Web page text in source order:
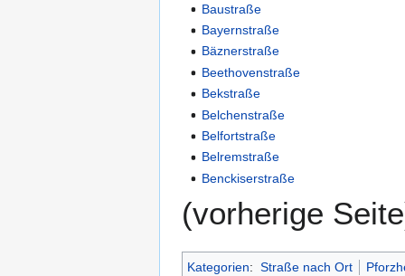
Baustraße
Bayernstraße
Bäznerstraße
Beethovenstraße
Bekstraße
Belchenstraße
Belfortstraße
Belremstraße
Benckiserstraße
(vorherige
Kategorien: Straße nach Ort